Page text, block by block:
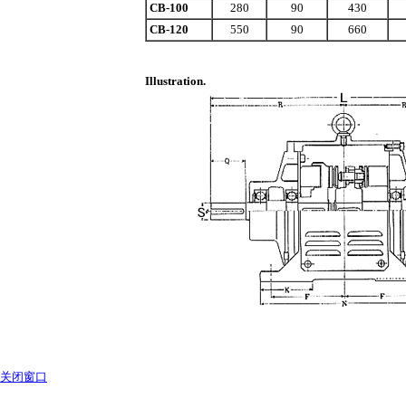
CB-100
280 90 430
CB-120
550 90 660
Illustration.
关闭窗口